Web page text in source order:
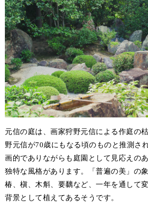
元信の庭は、画家狩野元信による作庭の
野元信が70歳にもなる頃のものと推測さ
画的でありながらも庭園として見応えの
独特な風格があります。「普遍の美」の
椿、槇、木斛、要黐など、一年を通して
背景として植えてあるそうです。